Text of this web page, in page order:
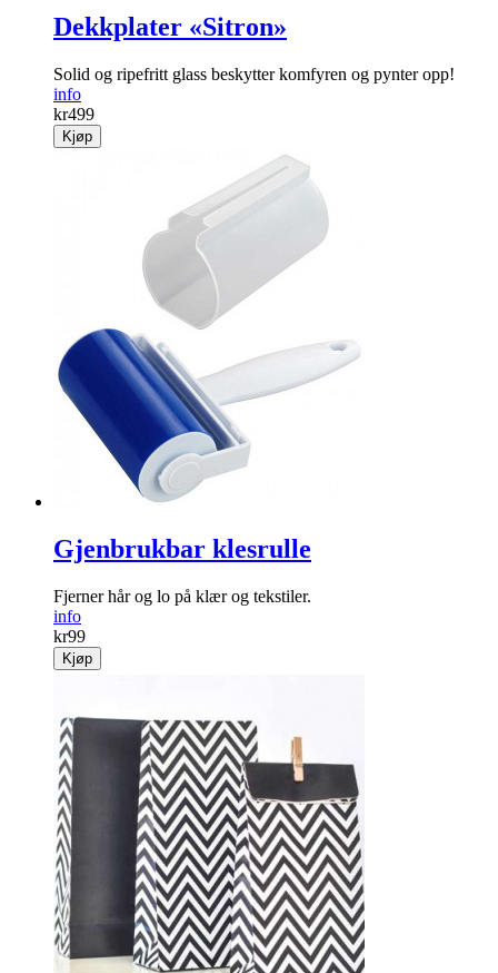
Dekkplater «Sitron»
Solid og ripefritt glass beskytter komfyren og pynter opp!
info
kr499
Kjøp
Gjenbrukbar klesrulle
Fjerner hår og lo på klær og tekstiler.
info
kr99
Kjøp